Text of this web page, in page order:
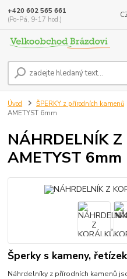
+420 602 565 661
(Po-Pá, 9-17 hod.)
Úvod ŠPERKY z přírodních kamenů
AMETYST 6mm
NÁHRDELNÍK
AMETYST 6mm
Šperky s kameny,
Náhrdelníky z přírodních kamenů